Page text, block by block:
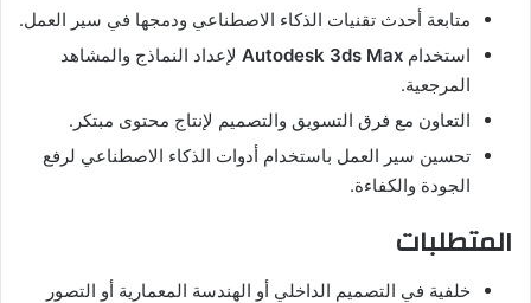
متابعة أحدث تقنيات الذكاء الاصطناعي ودمجها في سير العمل.
استخدام Autodesk 3ds Max لإعداد النماذج والمشاهد
المرجعية.
التعاون مع فرق التسويق والتصميم لإنتاج محتوى مبتكر.
تحسين سير العمل باستخدام أدوات الذكاء الاصطناعي لرفع
الجودة والكفاءة.
المتطلبات
خلفية في التصميم الداخلي أو الهندسة المعمارية أو التصور